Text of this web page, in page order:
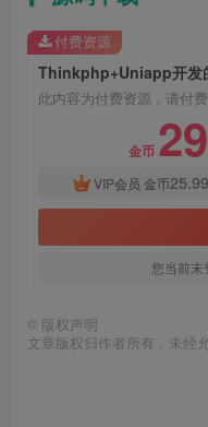
此内容为付费资源，请付
金币
VIP会员 金币25.99
您当前未
付费资源
© 版权声明
文章版权归作者所有，未经